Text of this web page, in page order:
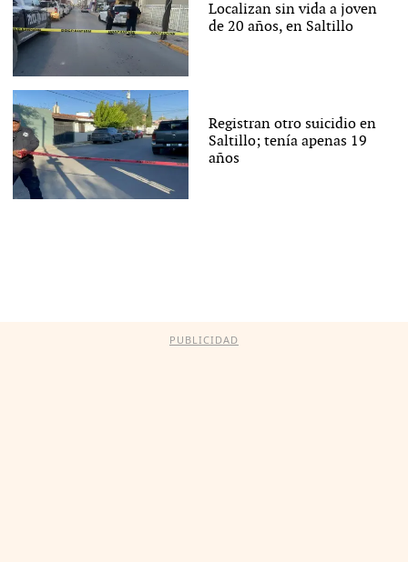
Localizan sin vida a joven
de 20 años, en Saltillo
Registran otro suicidio en
Saltillo; tenía apenas 19
años
PUBLICIDAD